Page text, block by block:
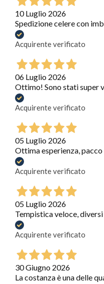
10 Luglio 2026
Spedizione celere con
Acquirente verificato
06 Luglio 2026
Ottimo! Sono stati super
Acquirente verificato
05 Luglio 2026
Ottima esperienza,
Acquirente verificato
05 Luglio 2026
Tempistica veloce,
Acquirente verificato
30 Giugno 2026
La costanza è una delle